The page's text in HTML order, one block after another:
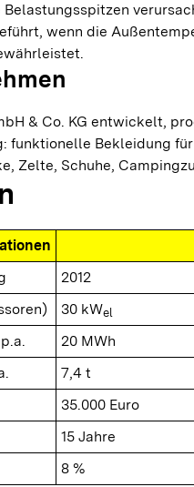
Belastungsspitzen
wenn die
& Co. KG entwickelt,
funktionelle Bekleidung
Zelte, Schuhe,
2012
30 kWel
20 MWh
7,4 t
35.000 Euro
15 Jahre
8 %